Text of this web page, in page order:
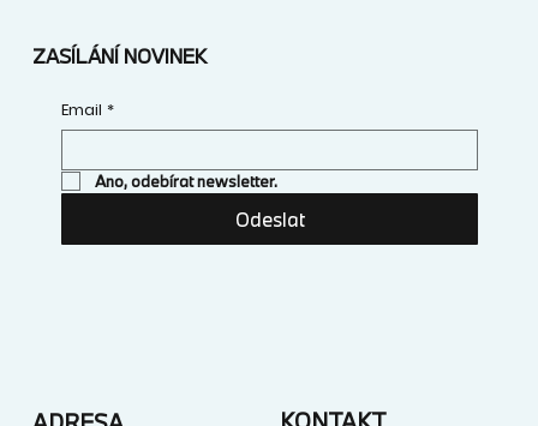
ZASÍLÁNÍ NOVINEK
Email *
Ano, odebírat newsletter.
Odeslat